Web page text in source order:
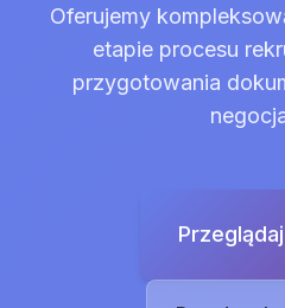
Oferujemy
etapie procesu
przygotowania